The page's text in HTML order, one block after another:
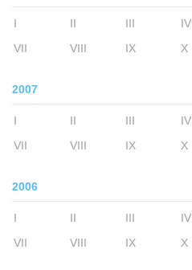
I II III IV
VII
VIII IX X
2007
I II III IV
VII
VIII IX X
2006
I II III IV
VII
VIII IX X